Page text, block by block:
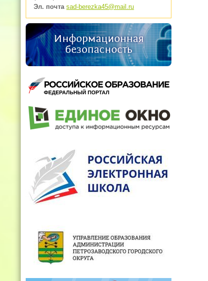
Эл. почта sad-berezka45@mail.ru
Информационная
безопасность